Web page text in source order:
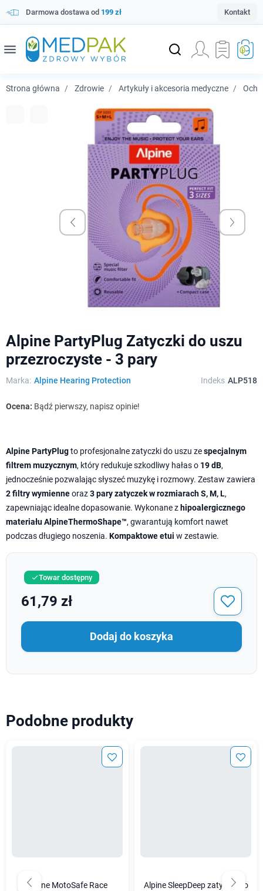
Darmowa dostawa od 199 zł Kontakt
menu
Strona główna Zdrowie Artykuły i akcesoria medyczne
Alpine PartyPlug Zatyczki do uszu
przezroczyste - 3 pary
Marka: Alpine Hearing Protection Indeks ALP518
Ocena: Bądź pierwszy, napisz opinie!
Alpine PartyPlugto profesjonalne zatyczki do uszu zespecjalnym
filtrem muzycznym, który redukuje szkodliwy hałas o 19 dB,
jednocześnie pozwalając słyszeć muzykę i rozmowy. Zestaw zawiera
2 filtry wymienneoraz3 pary zatyczek w rozmiarach S, M, L,
zapewniając idealne dopasowanie. Wykonane z hipoalergicznego
materiału AlpineThermoShape™, gwarantują komfort nawet
podczas długiego noszenia. Kompaktowe etui w zestawie.
Towar dostępny
61,79 zł
Dodaj do koszyka
Podobne produkty
Alpine MotoSafe Race
Alpine SleepDeep zatyczki do